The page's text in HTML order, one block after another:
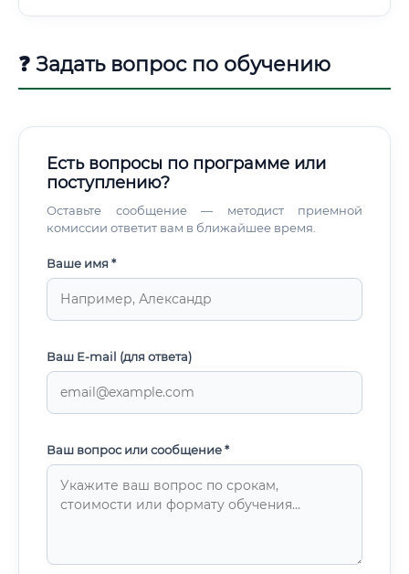
❓ Задать вопрос по обучению
Есть вопросы по программе или
поступлению?
Оставьте сообщение — методист приемной
комиссии ответит вам в ближайшее время.
Ваше имя *
Ваш E-mail (для ответа)
Ваш вопрос или сообщение *